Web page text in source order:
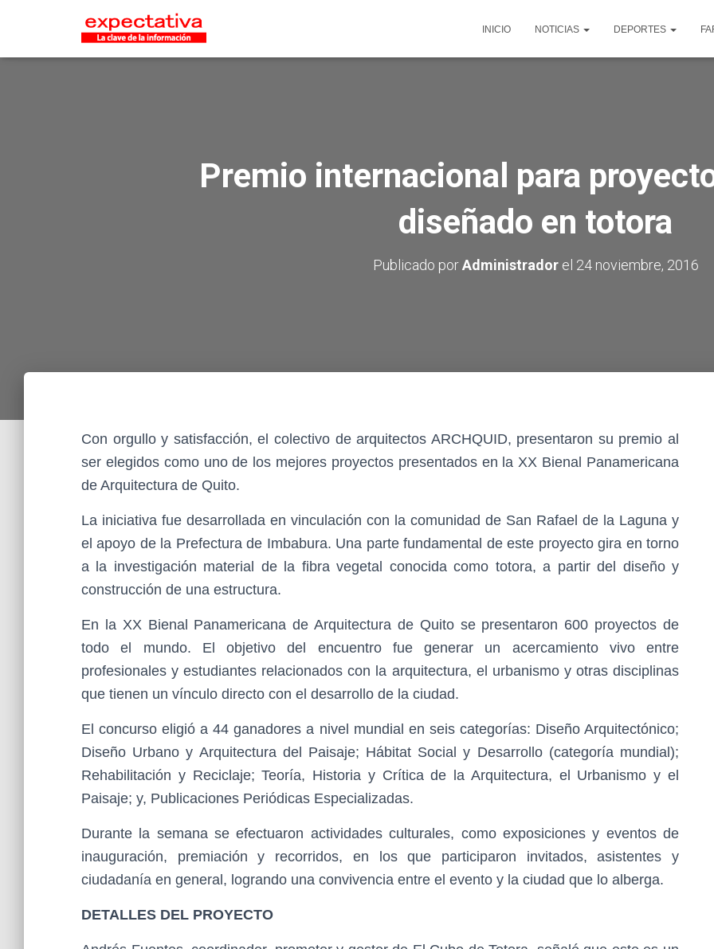
INICIO NOTICIAS DEPORTES
Premio internacional para
diseñado en totora
Publicado porAdministradorel 24 noviembre, 2016
Con orgullo y satisfacción, el colectivo de arquitectos ARCHQUID, presentaron su premio al
ser elegidos como uno de los mejores proyectos presentados en la XX Bienal Panamericana
de Arquitectura de Quito.
La iniciativa fue desarrollada en vinculación con la comunidad de San Rafael de la Laguna y
el apoyo de la Prefectura de Imbabura. Una parte fundamental de este proyecto gira en torno
a la investigación material de la fibra vegetal conocida como totora, a partir del diseño y
construcción de una estructura.
En la XX Bienal Panamericana de Arquitectura de Quito se presentaron 600 proyectos de
todo el mundo. El objetivo del encuentro fue generar un acercamiento vivo entre
profesionales y estudiantes relacionados con la arquitectura, el urbanismo y otras disciplinas
que tienen un vínculo directo con el desarrollo de la ciudad.
El concurso eligió a 44 ganadores a nivel mundial en seis categorías: Diseño Arquitectónico;
Diseño Urbano y Arquitectura del Paisaje; Hábitat Social y Desarrollo (categoría mundial);
Rehabilitación y Reciclaje; Teoría, Historia y Crítica de la Arquitectura, el Urbanismo y el
Paisaje; y, Publicaciones Periódicas Especializadas.
Durante la semana se efectuaron actividades culturales, como exposiciones y eventos de
inauguración, premiación y recorridos, en los que participaron invitados, asistentes y
ciudadanía en general, logrando una convivencia entre el evento y la ciudad que lo alberga.
DETALLES DEL PROYECTO